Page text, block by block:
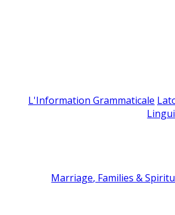
L'Information Grammaticale
Marriage, Families &